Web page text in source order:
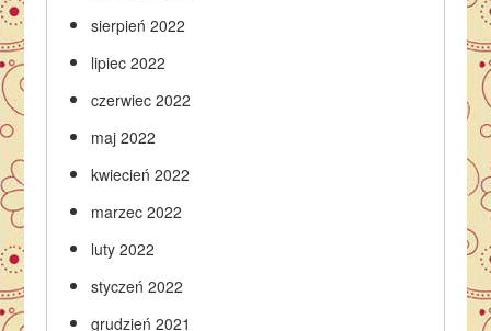
sierpień 2022
lipiec 2022
czerwiec 2022
maj 2022
kwiecień 2022
marzec 2022
luty 2022
styczeń 2022
grudzień 2021